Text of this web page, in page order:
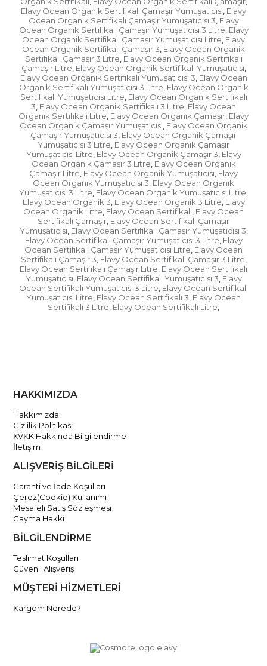
Elavy Ocean Organik Sertifikalı Çamaşır Yumuşatıcısı, Elavy
Ocean Organik Sertifikalı Çamaşır Yumuşatıcısı 3, Elavy
Ocean Organik Sertifikalı Çamaşır Yumuşatıcısı 3 Litre, Elavy
Ocean Organik Sertifikalı Çamaşır Yumuşatıcısı Litre, Elavy
Ocean Organik Sertifikalı Çamaşır 3, Elavy Ocean Organik
Sertifikalı Çamaşır 3 Litre, Elavy Ocean Organik Sertifikalı
Çamaşır Litre, Elavy Ocean Organik Sertifikalı Yumuşatıcısı,
Elavy Ocean Organik Sertifikalı Yumuşatıcısı 3, Elavy Ocean
Organik Sertifikalı Yumuşatıcısı 3 Litre, Elavy Ocean Organik
Sertifikalı Yumuşatıcısı Litre, Elavy Ocean Organik Sertifikalı
3, Elavy Ocean Organik Sertifikalı 3 Litre, Elavy Ocean
Organik Sertifikalı Litre, Elavy Ocean Organik Çamaşır, Elavy
Ocean Organik Çamaşır Yumuşatıcısı, Elavy Ocean Organik
Çamaşır Yumuşatıcısı 3, Elavy Ocean Organik Çamaşır
Yumuşatıcısı 3 Litre, Elavy Ocean Organik Çamaşır
Yumuşatıcısı Litre, Elavy Ocean Organik Çamaşır 3, Elavy
Ocean Organik Çamaşır 3 Litre, Elavy Ocean Organik
Çamaşır Litre, Elavy Ocean Organik Yumuşatıcısı, Elavy
Ocean Organik Yumuşatıcısı 3, Elavy Ocean Organik
Yumuşatıcısı 3 Litre, Elavy Ocean Organik Yumuşatıcısı Litre,
Elavy Ocean Organik 3, Elavy Ocean Organik 3 Litre, Elavy
Ocean Organik Litre, Elavy Ocean Sertifikalı, Elavy Ocean
Sertifikalı Çamaşır, Elavy Ocean Sertifikalı Çamaşır
Yumuşatıcısı, Elavy Ocean Sertifikalı Çamaşır Yumuşatıcısı 3,
Elavy Ocean Sertifikalı Çamaşır Yumuşatıcısı 3 Litre, Elavy
Ocean Sertifikalı Çamaşır Yumuşatıcısı Litre, Elavy Ocean
Sertifikalı Çamaşır 3, Elavy Ocean Sertifikalı Çamaşır 3 Litre,
Elavy Ocean Sertifikalı Çamaşır Litre, Elavy Ocean Sertifikalı
Yumuşatıcısı, Elavy Ocean Sertifikalı Yumuşatıcısı 3, Elavy
Ocean Sertifikalı Yumuşatıcısı 3 Litre, Elavy Ocean Sertifikalı
Yumuşatıcısı Litre, Elavy Ocean Sertifikalı 3, Elavy Ocean
Sertifikalı 3 Litre, Elavy Ocean Sertifikalı Litre,
HAKKIMIZDA
Hakkımızda
Gizlilik Politikası
KVKK Hakkında Bilgilendirme
İletişim
ALIŞVERİŞ BİLGİLERİ
Garanti ve İade Koşulları
Çerez(Cookie) Kullanımı
Mesafeli Satış Sözleşmesi
Cayma Hakkı
BİLGİLENDİRME
Teslimat Koşulları
Güvenli Alışveriş
MÜŞTERİ HİZMETLERİ
Kargom Nerede?